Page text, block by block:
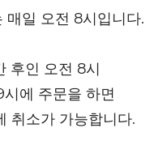
매일 오전 8시입니다.
후인 오전 8시
에 주문을 하면
취소가 가능합니다.